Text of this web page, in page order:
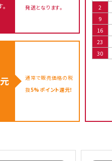
発送となります。
通常で販売価格の税
抜5%ポイント還元！
2
9
16
23
30